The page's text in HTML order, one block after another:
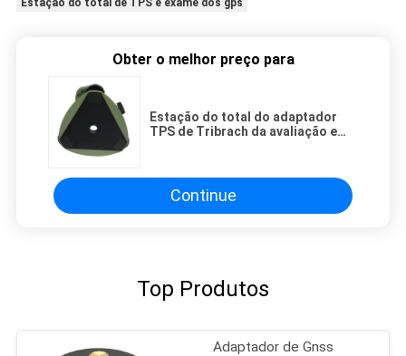
Estação do total de TPS e exame dos gps
Obter o melhor preço para
Estação do total do adaptador
TPS de Tribrach da avaliação e
Continue
Top Produtos
Adaptador de Gnss